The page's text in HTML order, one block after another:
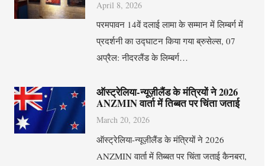
April 8, 2026
परमपावन 14वें दलाई लामा के सम्मान में लिम्बर्ग में
प्रदर्शनी का उद्घाटन किया गया ब्रुसेल्स, 07
अप्रैल: नीदरलैंड के लिम्बर्ग…
ऑस्ट्रेलिया-न्यूज़ीलैंड के मंत्रियों ने 2026
ANZMIN वार्ता में तिब्बत पर चिंता जताई
March 20, 2026
ऑस्ट्रेलिया-न्यूज़ीलैंड के मंत्रियों ने 2026
ANZMIN वार्ता में तिब्बत पर चिंता जताई कैनबरा,